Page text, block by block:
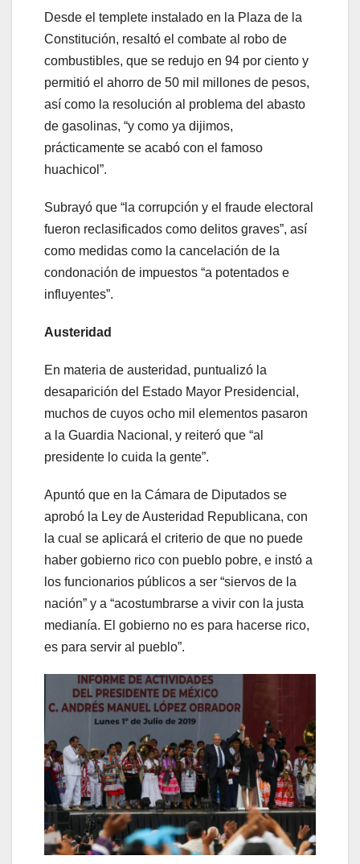
Desde el templete instalado en la Plaza de la
Constitución, resaltó el combate al robo de
combustibles, que se redujo en 94 por ciento y
permitió el ahorro de 50 mil millones de pesos,
así como la resolución al problema del abasto
de gasolinas, “y como ya dijimos,
prácticamente se acabó con el famoso
huachicol”.
Subrayó que “la corrupción y el fraude electoral
fueron reclasificados como delitos graves”, así
como medidas como la cancelación de la
condonación de impuestos “a potentados e
influyentes”.
Austeridad
En materia de austeridad, puntualizó la
desaparición del Estado Mayor Presidencial,
muchos de cuyos ocho mil elementos pasaron
a la Guardia Nacional, y reiteró que “al
presidente lo cuida la gente”.
Apuntó que en la Cámara de Diputados se
aprobó la Ley de Austeridad Republicana, con
la cual se aplicará el criterio de que no puede
haber gobierno rico con pueblo pobre, e instó a
los funcionarios públicos a ser “siervos de la
nación” y a “acostumbrarse a vivir con la justa
medianía. El gobierno no es para hacerse rico,
es para servir al pueblo”.